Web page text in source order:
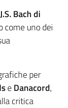
Bach di
come uno dei
per
eDanacord,
critica